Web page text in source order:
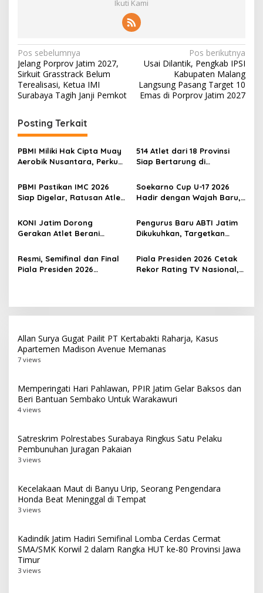
Ikuti Kami
N
a
v
g
a
s
p
o
s
Pos sebelumnya
Jelang Porprov Jatim 2027,
Sirkuit Grasstrack Belum
Terealisasi, Ketua IMI
Surabaya Tagih Janji Pemkot
Pos berikutnya
Usai Dilantik, Pengkab IPSI
Kabupaten Malang
Langsung Pasang Target 10
Emas di Porprov Jatim 2027
Posting Terkait
PBMI Miliki Hak Cipta Muay
Aerobik Nusantara, Perkuat
Indonesia
514 Atlet dari 18 Provinsi
Siap Bertarung di
Championship 2026 di
Bekasi
PBMI Pastikan IMC 2026
Siap Digelar, Ratusan Atlet
di Bekasi
Soekarno Cup U-17 2026
Hadir dengan Wajah Baru,
Penghargaan Man of the
Match
KONI Jatim Dorong
Gerakan Atlet Berani
Tekanan Mental Atlet Laki-
Laki
Pengurus Baru ABTI Jatim
Dikukuhkan, Targetkan
Barometer Bola Tangan
Indonesia
Resmi, Semifinal dan Final
Piala Presiden 2026
Piala Presiden 2026 Cetak
Rekor Rating TV Nasional,
Allan Surya Gugat Pailit PT Kertabakti Raharja, Kasus
Apartemen Madison Avenue Memanas
7 views
Memperingati Hari Pahlawan, PPIR Jatim Gelar Baksos dan
Beri Bantuan Sembako Untuk Warakawuri
4 views
Satreskrim Polrestabes Surabaya Ringkus Satu Pelaku
Pembunuhan Juragan Pakaian
3 views
Kecelakaan Maut di Banyu Urip, Seorang Pengendara
Honda Beat Meninggal di Tempat
3 views
Kadindik Jatim Hadiri Semifinal Lomba Cerdas Cermat
SMA/SMK Korwil 2 dalam Rangka HUT ke-80 Provinsi Jawa
Timur
3 views